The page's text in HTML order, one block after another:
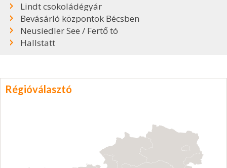
Lindt csokoládégyár
Bevásárló központok Bécsben
Neusiedler See / Fertő tó
Hallstatt
Régióválasztó